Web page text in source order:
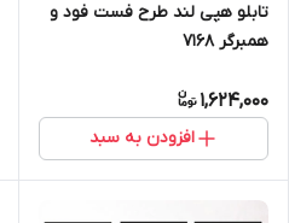
تابلو هپی لند طرح فست فود و
همبرگر 7168
1,624,000
افزودن به سبد